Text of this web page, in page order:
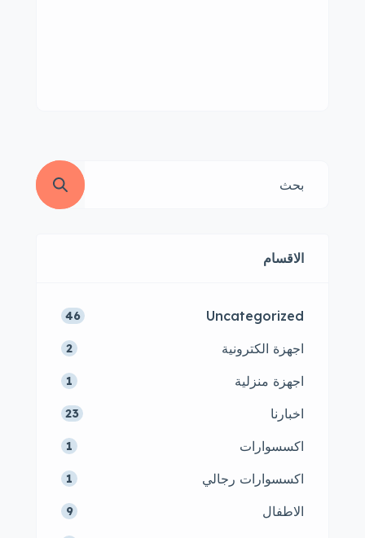
الاقسام
Uncategorized
46
اجهزة الكترونية 2
اجهزة منزلية 1
اخبارنا 23
اكسسوارات 1
اكسسوارات رجالي 1
الاطفال 9